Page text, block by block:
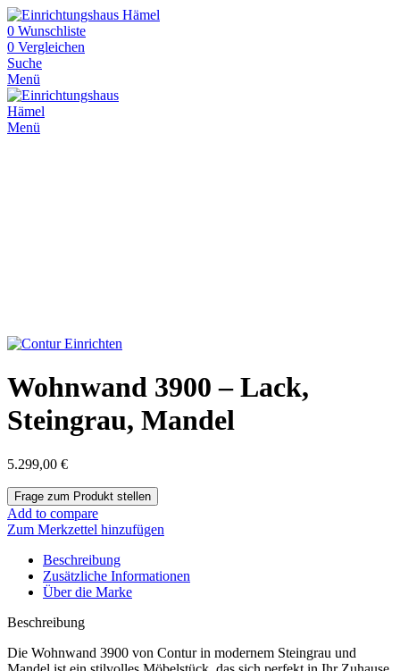
0 Wunschliste
0 Vergleichen
Suche
Menü
Menü
Wohnwand 3900 – Lack,
Steingrau, Mandel
5.299,00 €
Add to compare
Zum Merkzettel hinzufügen
Beschreibung
Zusätzliche Informationen
Über die Marke
Beschreibung
Die Wohnwand 3900 von Contur in modernem Steingrau und